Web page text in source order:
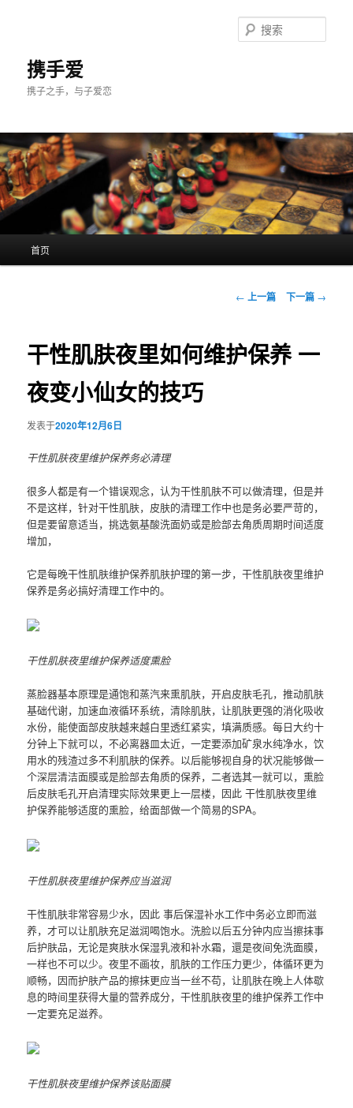
携手爱
携子之手，与子爱恋
索
首页
文
航
← 上一篇 下一篇 →
干性肌肤夜里如何维护保养 一
夜变小仙女的技巧
发表于2020年12月6日
干性肌肤夜里维护保养务必清理
很多人都是有一个错误观念，认为干性肌肤不可以做清理，但是并
不是这样，针对干性肌肤，皮肤的清理工作中也是务必要严苛的，
但是要留意适当，挑选氨基酸洗面奶或是脸部去角质周期时间适度
增加，
它是每晚干性肌肤维护保养肌肤护理的第一步，干性肌肤夜里维护
保养是务必搞好清理工作中的。
干性肌肤夜里维护保养适度熏脸
蒸脸器基本原理是通饱和蒸汽来熏肌肤，开启皮肤毛孔，推动肌肤
基础代谢，加速血液循环系统，清除肌肤，让肌肤更强的消化吸收
水份，能使面部皮肤越来越白里透红紧实，填满质感。每日大约十
分钟上下就可以，不必离器皿太近，一定要添加矿泉水纯净水，饮
用水的残渣过多不利肌肤的保养。以后能够视自身的状况能够做一
个深层清洁面膜或是脸部去角质的保养，二者选其一就可以，熏脸
后皮肤毛孔开启清理实际效果更上一层楼，因此 干性肌肤夜里维
护保养能够适度的熏脸，给面部做一个简易的SPA。
干性肌肤夜里维护保养应当滋润
干性肌肤非常容易少水，因此 事后保湿补水工作中务必立即而滋
养，才可以让肌肤充足滋润喝饱水。洗脸以后五分钟内应当擦抹事
后护肤品，无论是爽肤水保湿乳液和补水霜，還是夜间免洗面膜，
一样也不可以少。夜里不画妆，肌肤的工作压力更少，体循环更为
顺畅，因而护肤产品的擦抹更应当一丝不苟，让肌肤在晚上人体歇
息的時间里获得大量的营养成分，干性肌肤夜里的维护保养工作中
一定要充足滋养。
干性肌肤夜里维护保养该贴面膜